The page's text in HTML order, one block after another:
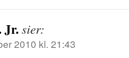
Jr.sier:
2010 kl. 21:43